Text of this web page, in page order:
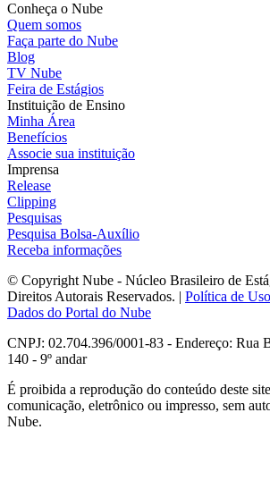
Conheça o Nube
Quem somos
Faça parte do Nube
Blog
TV Nube
Feira de Estágios
Instituição de Ensino
Minha Área
Benefícios
Associe sua instituição
Imprensa
Release
Clipping
Pesquisas
Pesquisa Bolsa-Auxílio
Receba informações
© Copyright Nube - Núcleo Brasileiro de
Direitos Autorais Reservados. | Política de
Dados do Portal do Nube
CNPJ: 02.704.396/0001-83 - Endereço: Rua
140 - 9º andar
É proibida a reprodução do conteúdo deste
comunicação, eletrônico ou impresso, sem
Nube.